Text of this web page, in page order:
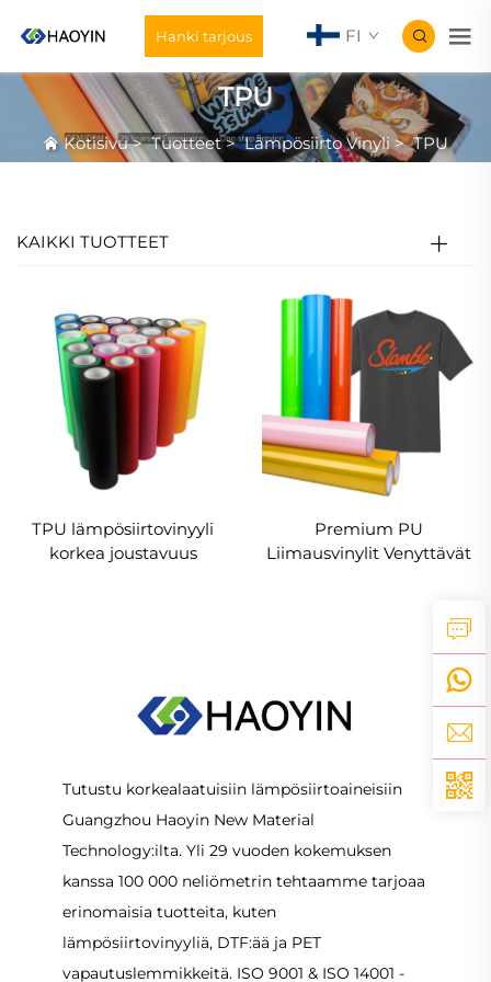
Hanki tarjous FI
TPU
Kotisivu>Tuotteet>Lämpösiirto Vinyli>TPU
KAIKKI TUOTTEET
TPU lämpösiirtovinyyli
korkea joustavuus
Premium PU
Liimausvinylit Venyttävät
Tutustu korkealaatuisiin lämpösiirtoaineisiin
Guangzhou Haoyin New Material
Technology:ilta. Yli 29 vuoden kokemuksen
kanssa 100 000 neliömetrin tehtaamme tarjoaa
erinomaisia tuotteita, kuten
lämpösiirtovinyyliä, DTF:ää ja PET
vapautuslemmikkeitä. ISO 9001 & ISO 14001 -